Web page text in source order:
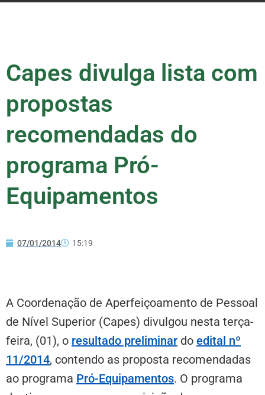
Capes divulga lista com
propostas
recomendadas do
programa Pró-
Equipamentos
07/01/2014 15:19
A Coordenação de Aperfeiçoamento de Pessoal
de Nível Superior (Capes) divulgou nesta terça-
feira, (01), o resultado preliminar do edital nº
11/2014, contendo as proposta recomendadas
ao programa Pró-Equipamentos. O programa